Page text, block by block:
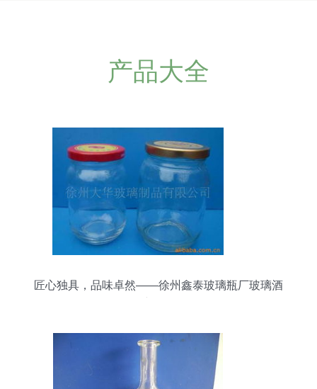
产品大全
匠心独具，品味卓然——徐州鑫泰玻璃瓶厂玻璃酒